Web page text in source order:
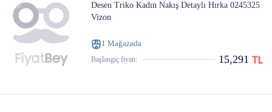
Desen Triko Kadın Nakış Detaylı Hırka 0245325
Vizon
1 Mağazada
Başlangıç ​​fiyatı: 15,291